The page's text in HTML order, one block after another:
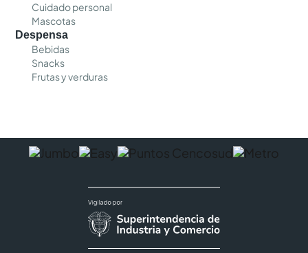
Cuidado personal
Mascotas
Despensa
Bebidas
Snacks
Frutas y verduras